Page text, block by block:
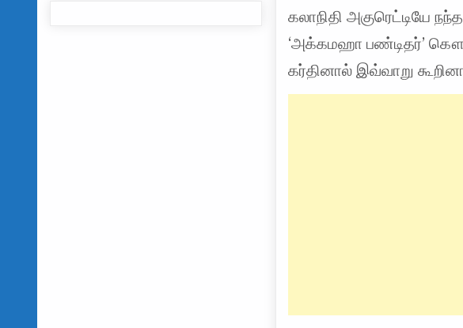
கலாநிதி அகுரெட்டியே
‘அக்கமஹா பண்டிதர்’
கர்தினால் இவ்வாறு